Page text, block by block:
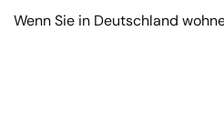
Wenn Sie in Deutschland